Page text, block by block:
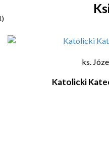
ks.
Katolicki